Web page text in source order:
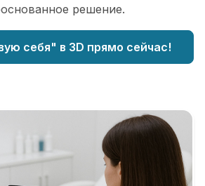
решение.
себя" в 3D прямо сейчас!